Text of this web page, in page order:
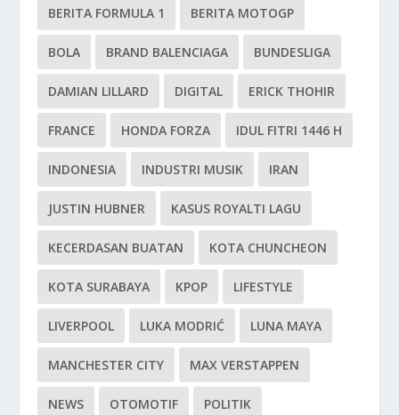
BERITA FORMULA 1 BERITA MOTOGP
BOLA BRAND BALENCIAGA BUNDESLIGA
DAMIAN LILLARD DIGITAL ERICK THOHIR
FRANCE HONDA FORZA IDUL FITRI 1446 H
INDONESIA INDUSTRI MUSIK IRAN
JUSTIN HUBNER KASUS ROYALTI LAGU
KECERDASAN BUATAN KOTA CHUNCHEON
KOTA SURABAYA KPOP LIFESTYLE
LIVERPOOL LUKA MODRIĆ LUNA MAYA
MANCHESTER CITY MAX VERSTAPPEN
NEWS OTOMOTIF POLITIK